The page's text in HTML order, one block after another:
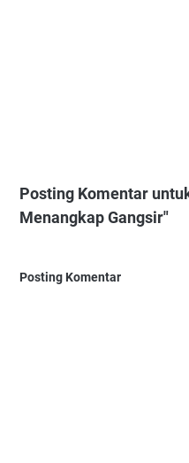
Posting Komentar
Menangkap Gangsir"
Posting Komentar